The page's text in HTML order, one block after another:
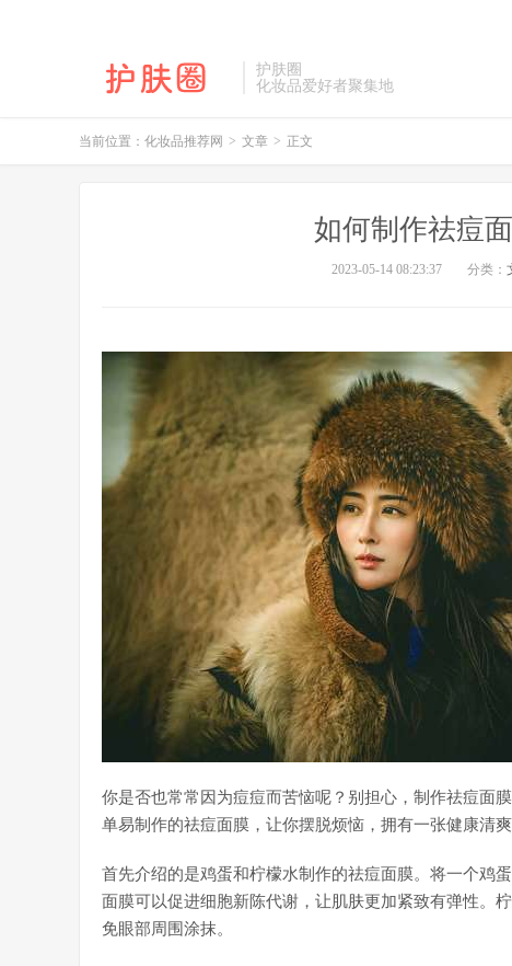
护肤圈
化妆品爱好者聚集地
当前位置： 化妆品推荐网 > 文章 > 正文
如何制作祛痘
2023-05-14 08:23:37 分类：
你是否也常常因为痘痘而苦恼呢？别担心，制作祛痘面
单易制作的祛痘面膜，让你摆脱烦恼，拥有一张健康清爽
首先介绍的是鸡蛋和柠檬水制作的祛痘面膜。将一个鸡
面膜可以促进细胞新陈代谢，让肌肤更加紧致有弹性。
免眼部周围涂抹。